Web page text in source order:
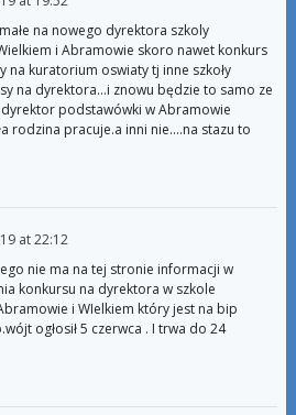
na nowego dyrektora szkoly
i Abramowie skoro nawet konkurs
na kuratorium oswiaty tj inne szkoły
na dyrektora…i znowu będzie to samo ze
podstawówki w Abramowie
rodzina pracuje.a inni nie….na stazu to
at 22:12
nie ma na tej stronie informacji w
konkursu na dyrektora w szkole
i WIelkiem który jest na bip
ogłosił 5 czerwca . I trwa do 24